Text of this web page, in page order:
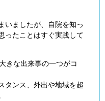
いましたが、自院を知っ
ったことはすぐ実践して
きな出来事の一つがコ
タンス、外出や地域を超